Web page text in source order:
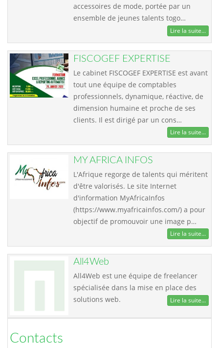
accessoires de mode, portée par un
ensemble de jeunes talents togo…
Lire la suite...
FISCOGEF EXPERTISE
Le cabinet FISCOGEF EXPERTISE est avant
tout une équipe de comptables
professionnels, dynamique, réactive, de
dimension humaine et proche de ses
clients. Il est dirigé par un cons…
Lire la suite...
MY AFRICA INFOS
L'Afrique regorge de talents qui méritent
d'être valorisés. Le site Internet
d'information MyAfricaInfos
(https://www.myafricainfos.com/) a pour
objectif de promouvoir une image p…
Lire la suite...
All4Web
All4Web est une équipe de freelancer
spécialisée dans la mise en place des
solutions web.
Lire la suite...
Contacts